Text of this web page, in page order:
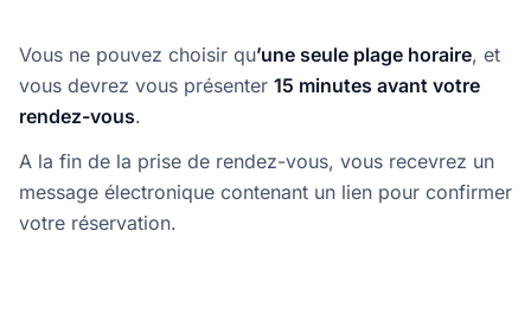
Vous ne pouvez choisir qu’une seule plage horaire, et
vous devrez vous présenter 15 minutes avant votre
rendez-vous.
A la fin de la prise de rendez-vous, vous recevrez un
message électronique contenant un lien pour confirmer
votre réservation.